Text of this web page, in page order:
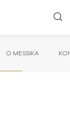
O MESSIKA